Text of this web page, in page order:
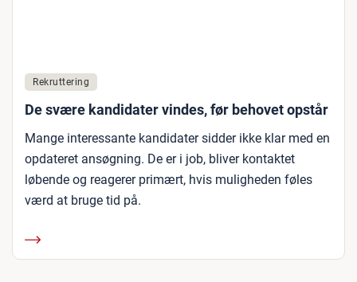
Rekruttering
De svære kandidater vindes, før behovet opstår
Mange interessante kandidater sidder ikke klar med en
opdateret ansøgning. De er i job, bliver kontaktet
løbende og reagerer primært, hvis muligheden føles
værd at bruge tid på.